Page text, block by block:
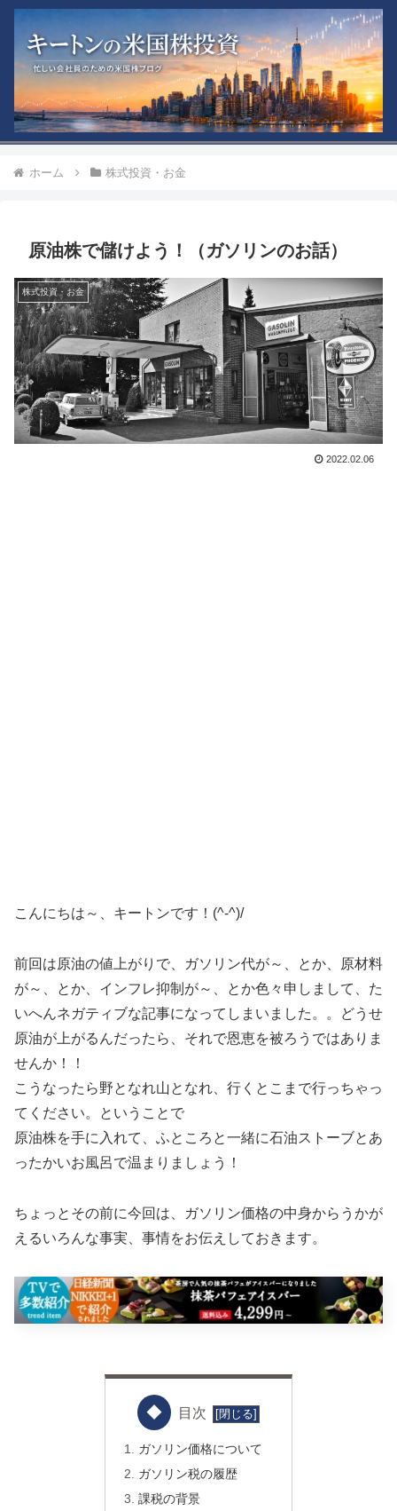
ホーム 株式投資・お金
原油株で儲けよう！（ガソリンのお話）
株式投資・お金
2022.02.06
こんにちは～、キートンです！(^-^)/
前回は原油の値上がりで、ガソリン代が～、とか、原材料
が～、とか、インフレ抑制が～、とか色々申しまして、た
いへんネガティブな記事になってしまいました。。どうせ
原油が上がるんだったら、それで恩恵を被ろうではありま
せんか！！
こうなったら野となれ山となれ、行くとこまで行っちゃっ
てください。ということで
原油株を手に入れて、ふところと一緒に石油ストーブとあ
ったかいお風呂で温まりましょう！
ちょっとその前に今回は、ガソリン価格の中身からうかが
えるいろんな事実、事情をお伝えしておきます。
目次
ガソリン価格について
ガソリン税の履歴
課税の背景